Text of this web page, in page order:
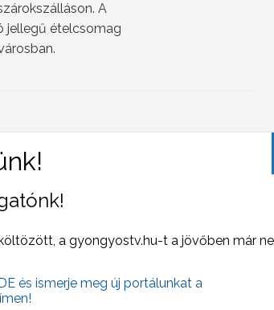
A
jellegű ételcsomag
a gyongyostv.hu-t a jövőben már
és ismerje meg új portálunkat a